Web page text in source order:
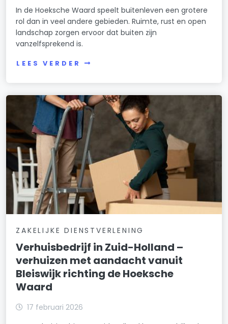
In de Hoeksche Waard speelt buitenleven een grotere
rol dan in veel andere gebieden. Ruimte, rust en open
landschap zorgen ervoor dat buiten zijn
vanzelfsprekend is.
LEES VERDER
ZAKELIJKE DIENSTVERLENING
Verhuisbedrijf in Zuid-Holland –
verhuizen met aandacht vanuit
Bleiswijk richting de Hoeksche
Waard
17 februari 2026